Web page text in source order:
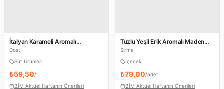
İtalyan Karameli Aromalı
Pastörize Süt
Dost
Süt Ürünleri
₺59,50/L
BİM Aktüel Haftanın Önerileri
Tuzlu Yeşil Erik Aromalı Maden
Suyu
Sırma
İçecek
₺79,00/adet
BİM Aktüel Haftanın Önerileri